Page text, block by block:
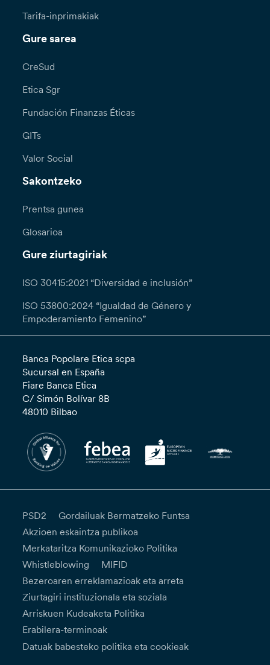
Tarifa-inprimakiak
Gure sarea
CreSud
Etica Sgr
Fundación Finanzas Éticas
GITs
Valor Social
Sakontzeko
Prentsa gunea
Glosarioa
Gure ziurtagiriak
ISO 30415:2021 “Diversidad e inclusión”
ISO 53800:2024 “Igualdad de Género y
Empoderamiento Femenino”
Banca Popolare Etica scpa
Sucursal en España
Fiare Banca Etica
C/ Simón Bolívar 8B
48010 Bilbao
PSD2
Gordailuak Bermatzeko Funtsa
Akzioen eskaintza publikoa
Merkataritza Komunikazioko Politika
Whistleblowing
MIFID
Bezeroaren erreklamazioak eta arreta
Ziurtagiri instituzionala eta soziala
Arriskuen Kudeaketa Politika
Erabilera-terminoak
Datuak babesteko politika eta cookieak